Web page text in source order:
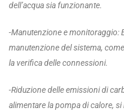
dell’acqua sia funzionante.
-Manutenzione e monitoraggio:
manutenzione del sistema,
la verifica delle connessioni.
-Riduzione delle emissioni di
alimentare la pompa di calore,